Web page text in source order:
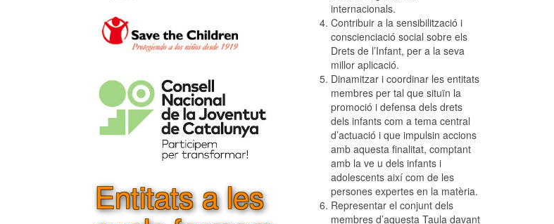
Entitats a les
internacionals.
Contribuir a la sensibilització i
conscienciació social sobre els
Drets de l’Infant, per a la seva
millor aplicació.
Dinamitzar i coordinar les entitats
membres per tal que situïn la
promoció i defensa dels drets
dels infants com a tema central
d’actuació i que impulsin accions
amb aquesta finalitat, comptant
amb la ve u dels infants i
adolescents així com de les
persones expertes en la matèria.
Representar el conjunt dels
membres d’aquesta Taula davant